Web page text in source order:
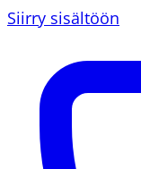
Siirry sisältöön